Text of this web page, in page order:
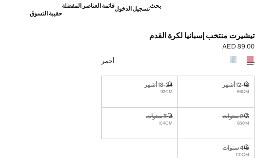
بحثتسجيل الدخولقائمة العناصر المفضلة
حقيبة التسوق
تيشيرت منتخب إسبانيا لكرة القدم
السعر الحالي [AED 89.00 ]
AED 89.00
حدد اللون
أحمر
12-18 أشهر
86CM
غير متوفر. أنا أريده!
18-24 أشهر
92CM
غير متوفر. أنا أريده!
2-3 سنوات
98CM
غير متوفر. أنا أريده!
3-4 سنوات
104CM
غير متوفر. أنا أريده!
4-5 سنوات
110CM
غير متوفر. أنا أريده!